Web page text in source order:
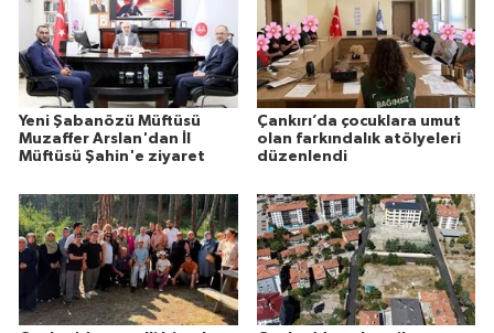
Yeni Şabanözü Müftüsü
Muzaffer Arslan'dan İl
Müftüsü Şahin'e ziyaret
Çankırı’da çocuklara umut
olan farkındalık atölyeleri
düzenlendi